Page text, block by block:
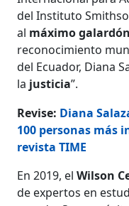
del Instituto
al máximogalardón
reconocimiento
del Ecuador, Diana
la justicia”.
Revise: Diana
100 personas más
revista TIME
En 2019, elWilson
de expertos en